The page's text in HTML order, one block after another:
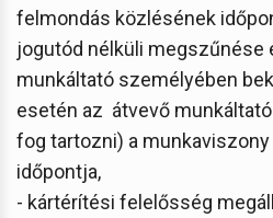
felmondás közlésének
jogutód nélküli megszűnése
munkáltató személyében
esetén az átvevő
fog tartozni) a
időpontja,
- kártérítési felelősség